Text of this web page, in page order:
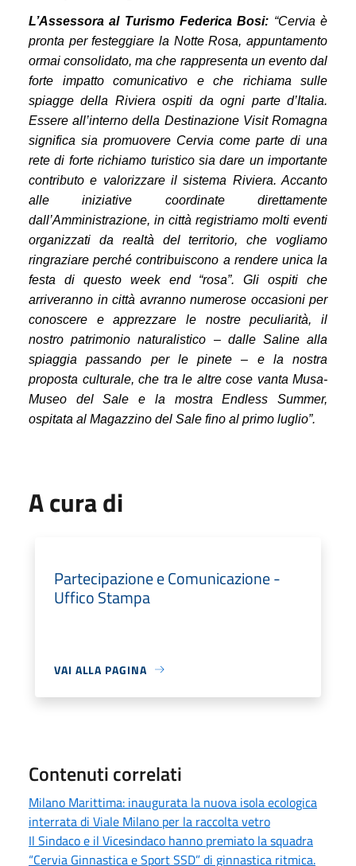
L’Assessora alTurismo Federica Bosi: “Cervia è
pronta per festeggiare la Notte Rosa, appuntamento
ormai consolidato, ma che rappresenta un evento dal
forte impatto comunicativo e che richiama sulle
spiaggedella Rivieraospiti da ogni parte d’Italia.
Essere all’interno della Destinazione Visit Romagna
significa sia promuovere Cervia come parte di una
rete di forte richiamo turistico sia dare un importante
contributo e valorizzare il sistema Riviera. Accanto
alle iniziative coordinate direttamente
dall’Amministrazione, in città registriamo molti eventi
organizzati da realtà del territorio, che vogliamo
ringraziare perché contribuiscono a rendere unica la
festa di questo week end “rosa”.Gli ospiti che
arriveranno in città avranno numerose occasioni per
conoscere e apprezzare le nostre peculiarità, il
nostro patrimonio naturalistico – dalle Saline alla
spiaggia passando per le pinete – e la nostra
proposta culturale, che tra le altre cose vanta Musa-
Museo del Sale e la mostra Endless Summer,
ospitata al Magazzino del Sale fino al primo luglio”.
A cura di
Partecipazione e Comunicazione -
Uffico Stampa
VAI ALLA PAGINA
Contenuti correlati
Milano Marittima: inaugurata la nuova isola ecologica
interrata di Viale Milano per la raccolta vetro
Il Sindaco e il Vicesindaco hanno premiato la squadra
“Cervia Ginnastica e Sport SSD” di ginnastica ritmica.